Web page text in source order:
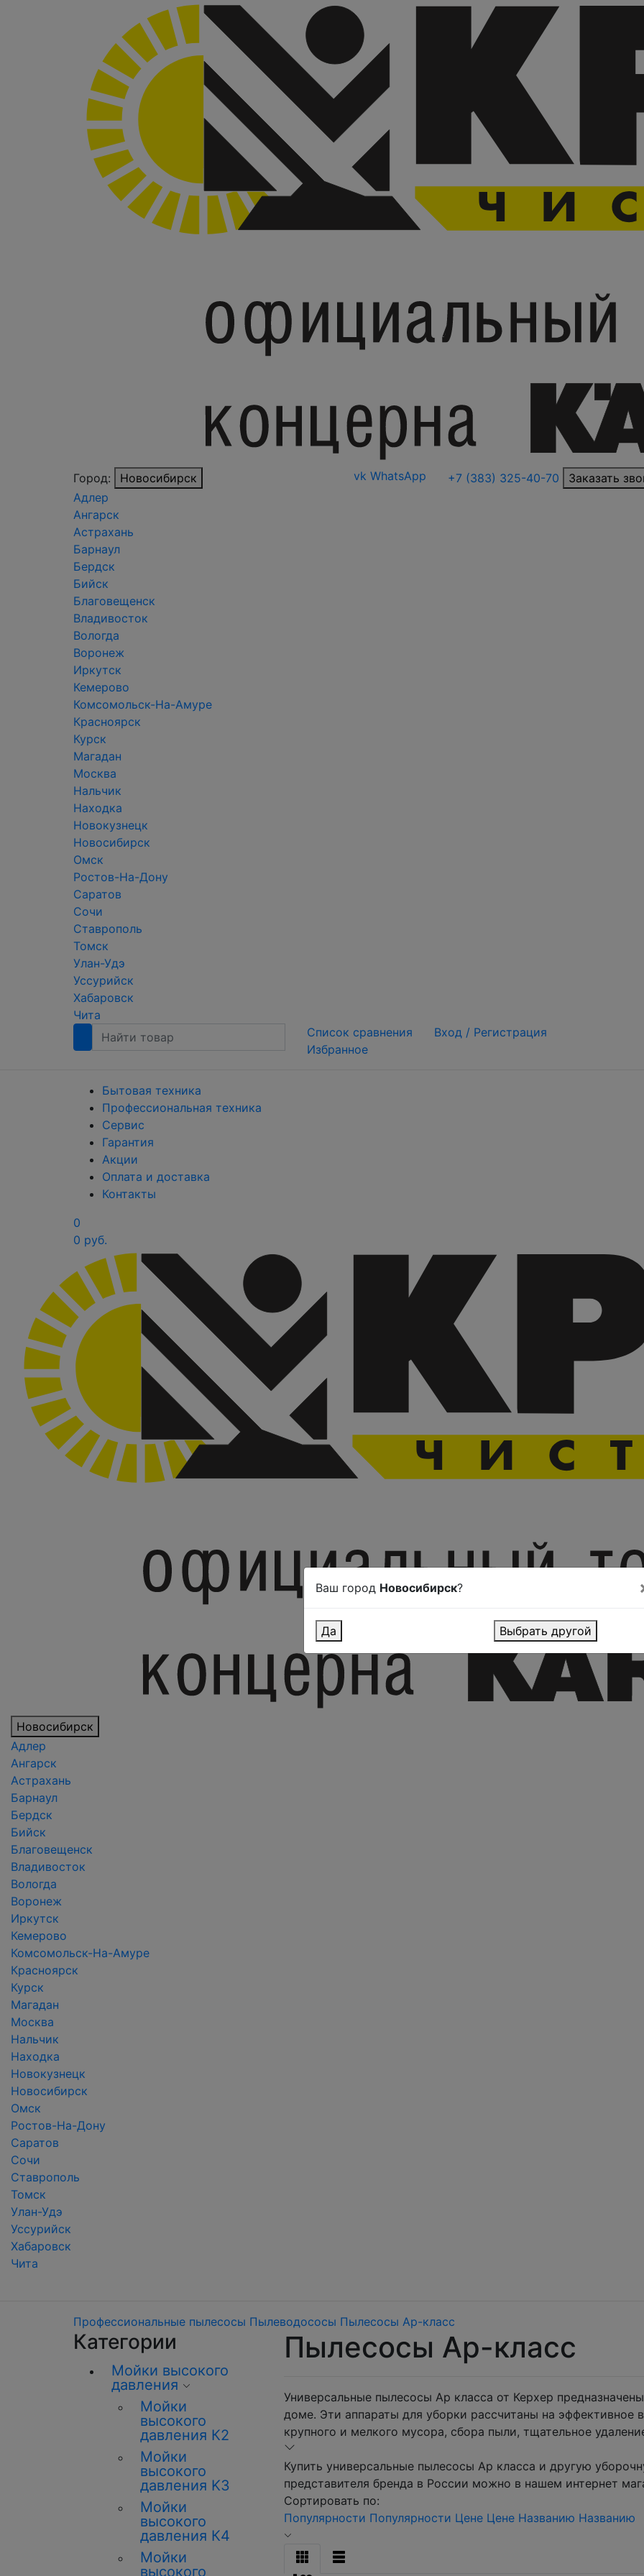
Город:
Новосибирск
Адлер
Ангарск
Астрахань
Барнаул
Бердск
Бийск
Благовещенск
Владивосток
Вологда
Воронеж
Иркутск
Кемерово
Комсомольск-На-Амуре
Красноярск
Курск
Магадан
Москва
Нальчик
Находка
Новокузнецк
Новосибирск
Омск
Ростов-На-Дону
Саратов
Сочи
Ставрополь
Томск
Улан-Удэ
Уссурийск
Хабаровск
Чита
vk WhatsApp +7 (383) 325-40-70 Заказать
Список сравнения
Избранное
Вход / Регистрация
Бытовая техника
Профессиональная техника
Сервис
Гарантия
Акции
Оплата и доставка
Контакты
0
0 руб.
Новосибирск
Адлер
Ангарск
Астрахань
Барнаул
Бердск
Бийск
Благовещенск
Владивосток
Вологда
Воронеж
Иркутск
Кемерово
Комсомольск-На-Амуре
Красноярск
Курск
Магадан
Москва
Нальчик
Находка
Новокузнецк
Новосибирск
Омск
Ростов-На-Дону
Саратов
Сочи
Ставрополь
Томск
Улан-Удэ
Уссурийск
Хабаровск
Чита
Профессиональные пылесосы Пылеводососы Пылесосы Ар-класс
Категории
Мойки высокого
давления
Мойки
высокого
давления К2
Мойки
высокого
давления K3
Мойки
высокого
давления К4
Мойки
высокого
Пылесосы Ар-класс
Универсальные пылесосы Ар класса от Керхер
доме. Эти аппараты для уборки рассчитаны на эффективное
крупного и мелкого мусора, сбора пыли, тщательное
Купить универсальные пылесосы Ар класса и другую
представителя бренда в России можно в нашем интернет
Сортировать по:
Популярности Популярности Цене Цене Названию Названию
Ваш город Новосибирск?
Да Выбрать другой